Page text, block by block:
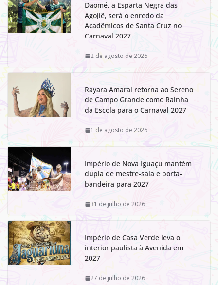
Daomé, a Esparta Negra das
Agojiê, será o enredo da
Acadêmicos de Santa Cruz no
Carnaval 2027
2 de agosto de 2026
Rayara Amaral retorna ao Sereno
de Campo Grande como Rainha
da Escola para o Carnaval 2027
1 de agosto de 2026
Império de Nova Iguaçu mantém
dupla de mestre-sala e porta-
bandeira para 2027
31 de julho de 2026
Império de Casa Verde leva o
interior paulista à Avenida em
2027
27 de julho de 2026